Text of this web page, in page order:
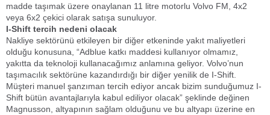
madde taşımak üzere onaylanan 11 litre motorlu Volvo FM, 4x2
veya 6x2 çekici olarak satışa sunuluyor.
I-Shift tercih nedeni olacak
Nakliye sektörünü etkileyen bir diğer etkeninde yakıt maliyetleri
olduğu konusuna, “Adblue katkı maddesi kullanıyor olmamız,
yakıtta da teknoloji kullanacağımız anlamına geliyor. Volvo’nun
taşımacılık sektörüne kazandırdığı bir diğer yenilik de I-Shift.
Müşteri manuel şanzıman tercih ediyor ancak bizim sunduğumuz I-
Shift bütün avantajlarıyla kabul ediliyor olacak” şeklinde değinen
Magnusson, altyapının sağlam olduğunu ve bu altyapı üzerine en